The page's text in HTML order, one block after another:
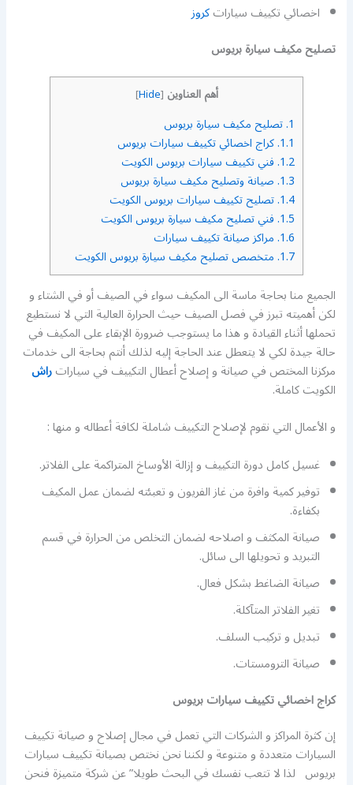
اخصائي تكييف سياراتكروز
تصليح مكيف سيارة بريوس
أهم العناوين [
Hide
]
1. تصليح مكيف سيارة بريوس
1.1. كراج اخصائي تكييف سيارات بريوس
1.2. فني تكييف سيارات بريوس الكويت
1.3. صيانة وتصليح مكيف سيارة بريوس
1.4. تصليح تكييف سيارات بريوس الكويت
1.5. فني تصليح مكيف سيارة بريوس الكويت
1.6. مراكز صيانة تكييف سيارات
1.7. متخصص تصليح مكيف سيارة بريوس الكويت
الجميع منا بحاجة ماسة الى المكيف سواء في الصيف أو في الشتاء و
لكن أهميته تبرز في فصل الصيف حيث الحرارة العالية التي لا نستطيع
تحملها أثناء القيادة و هذا ما يستوجب ضرورة الإبقاء على المكيف في
حالة جيدة لكي لا يتعطل عند الحاجة إليه لذلك أنتم بحاجة الى خدمات
مركزنا المختص في صيانة و إصلاح أعطال التكييف في سياراتراش
الكويت كاملة.
و الأعمال التي نقوم لإصلاح التكييف شاملة لكافة أعطاله و منها :
غسيل كامل دورة التكييف و إزالة الأوساخ المتراكمة على الفلاتر.
توفير كمية وافرة من غاز الفريون و تعبئته لضمان عمل المكيف
بكفاءة.
صيانة المكثف و اصلاحه لضمان التخلص من الحرارة في قسم
التبريد و تحويلها الى سائل.
صيانة الضاغط بشكل فعال.
تغير الفلاتر المتآكلة.
تبديل و تركيب السلف.
صيانة الترومستات.
كراج اخصائي تكييف سيارات بريوس
إن كثرة المراكز و الشركات التي تعمل في مجال إصلاح و صيانة تكييف
السيارات متعددة و متنوعة و لكننا نحن نختص بصيانة تكييف سيارات
بريوس لذا لا تتعب نفسك في البحث طويلا” عن شركة متميزة فنحن